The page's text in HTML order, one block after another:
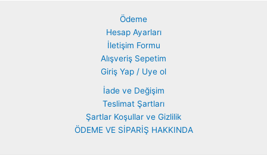
Ödeme
Hesap Ayarları
İletişim Formu
Alışveriş Sepetim
Giriş Yap / Uye ol
İade ve Değişim
Teslimat Şartları
Şartlar Koşullar ve Gizlilik
ÖDEME VE SİPARİŞ HAKKINDA